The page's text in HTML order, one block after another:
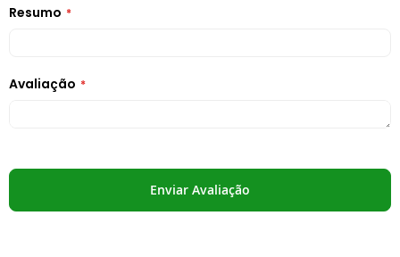
Resumo
Avaliação
Enviar Avaliação